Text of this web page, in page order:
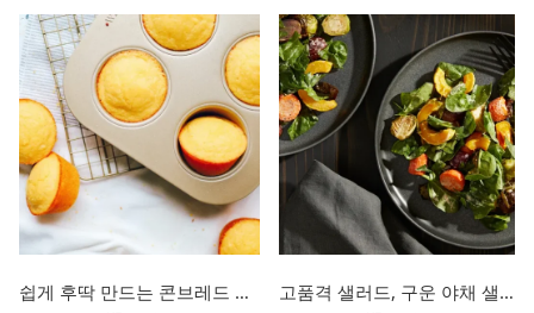
쉽게 후딱 만드는 콘브레드 머핀 고품격 샐러드, 구운 야채 샐러드